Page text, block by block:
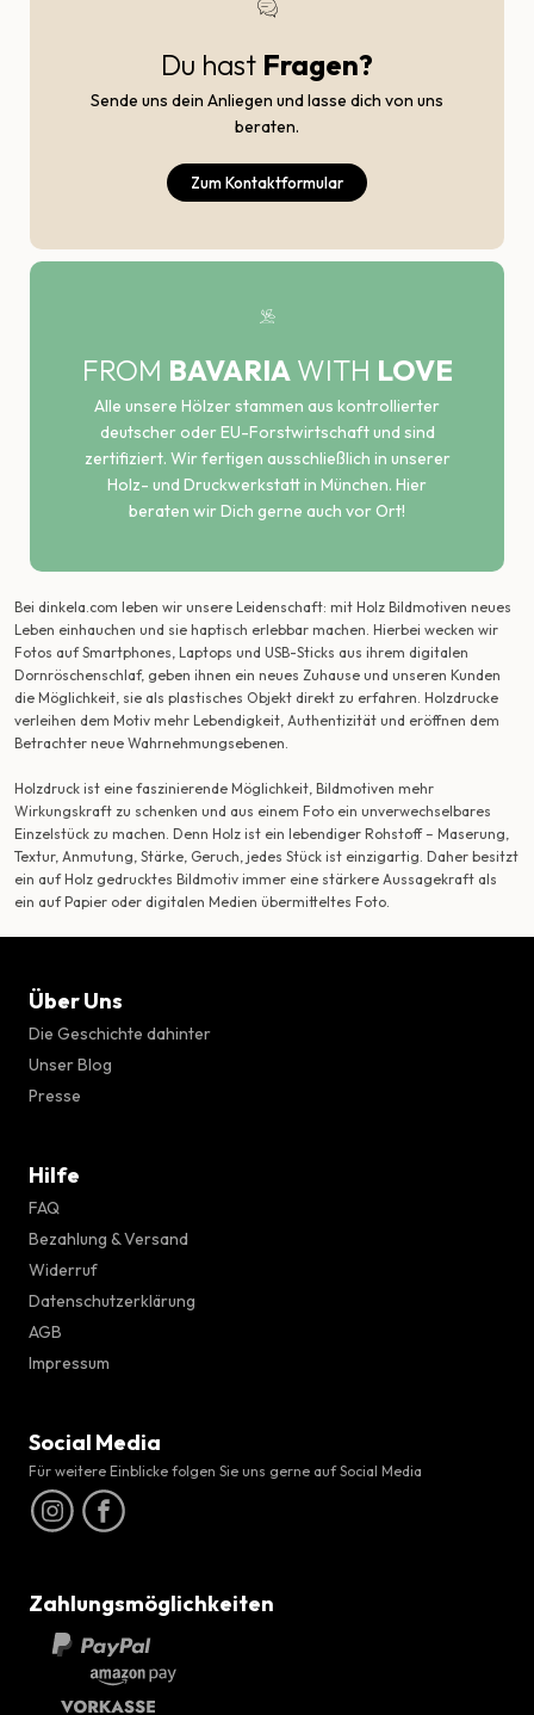
Du hast Fragen?
Sende uns dein Anliegen und lasse dich von uns
beraten.
Zum Kontaktformular
FROM BAVARIAWITH LOVE
Alle unsere Hölzer stammen aus kontrollierter
deutscher oder EU-Forstwirtschaft und sind
zertifiziert. Wir fertigen ausschließlich in unserer
Holz- und Druckwerkstatt in München. Hier
beraten wir Dich gerne auch vor Ort!
Bei dinkela.com leben wir unsere Leidenschaft: mit Holz Bildmotiven neues
Leben einhauchen und sie haptisch erlebbar machen. Hierbei wecken wir
Fotos auf Smartphones, Laptops und USB-Sticks aus ihrem digitalen
Dornröschenschlaf, geben ihnen ein neues Zuhause und unseren Kunden
die Möglichkeit, sie als plastisches Objekt direkt zu erfahren. Holzdrucke
verleihen dem Motiv mehr Lebendigkeit, Authentizität und eröffnen dem
Betrachter neue Wahrnehmungsebenen.
Holzdruck ist eine faszinierende Möglichkeit, Bildmotiven mehr
Wirkungskraft zu schenken und aus einem Foto ein unverwechselbares
Einzelstück zu machen. Denn Holz ist ein lebendiger Rohstoff – Maserung,
Textur, Anmutung, Stärke, Geruch, jedes Stück ist einzigartig. Daher besitzt
ein auf Holz gedrucktes Bildmotiv immer eine stärkere Aussagekraft als
ein auf Papier oder digitalen Medien übermitteltes Foto.
Über Uns
Die Geschichte dahinter
Unser Blog
Presse
Hilfe
FAQ
Bezahlung & Versand
Widerruf
Datenschutzerklärung
AGB
Impressum
Social Media
Für weitere Einblicke folgen Sie uns gerne auf Social Media
Zahlungsmöglichkeiten